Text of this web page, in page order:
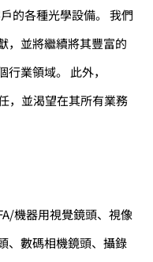
的各種光學設備。 我們
，並將繼續將其豐富的
業領域。 此外，
，並渴望在其所有業務
機器用視覺鏡頭、視像
、數碼相機鏡頭、攝錄